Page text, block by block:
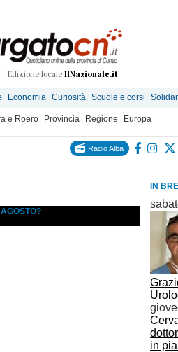
Edizione locale IlNazionale.it
Economia Curiosità Scuole e corsi
e Roero Provincia Regione Europa
Radio Alba
IN
in